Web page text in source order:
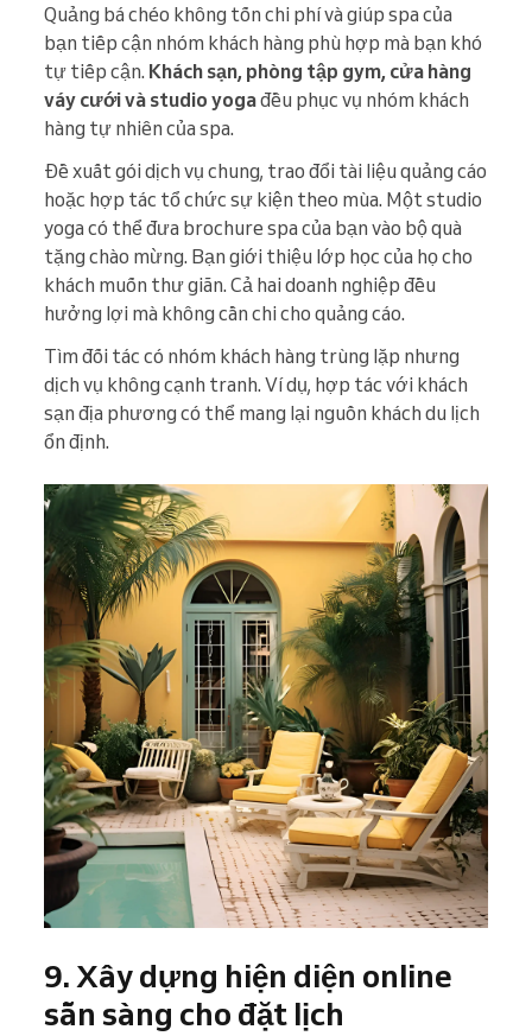
Quảng bá chéo không tốn chi phí và giúp spa của
bạn tiếp cận nhóm khách hàng phù hợp mà bạn khó
tự tiếp cận. Khách sạn, phòng tập gym, cửa hàng
váy cưới và studio yogađều phục vụ nhóm khách
hàng tự nhiên của spa.
Đề xuất gói dịch vụ chung, trao đổi tài liệu quảng cáo
hoặc hợp tác tổ chức sự kiện theo mùa. Một studio
yoga có thể đưa brochure spa của bạn vào bộ quà
tặng chào mừng. Bạn giới thiệu lớp học của họ cho
khách muốn thư giãn. Cả hai doanh nghiệp đều
hưởng lợi mà không cần chi cho quảng cáo.
Tìm đối tác có nhóm khách hàng trùng lặp nhưng
dịch vụ không cạnh tranh. Ví dụ, hợp tác với khách
sạn địa phương có thể mang lại nguồn khách du lịch
ổn định.
9. Xây dựng hiện diện online
sẵn sàng cho đặt lịch